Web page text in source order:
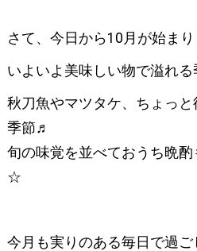
さて、今日から10月が始まり
いよいよ美味しい物で溢れる
秋刀魚やマツタケ、ちょっ
季節♬
旬の味覚を並べておうち晩
☆
今月も実りのある毎日で過